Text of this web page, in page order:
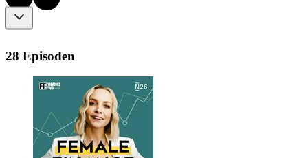
28 Episoden